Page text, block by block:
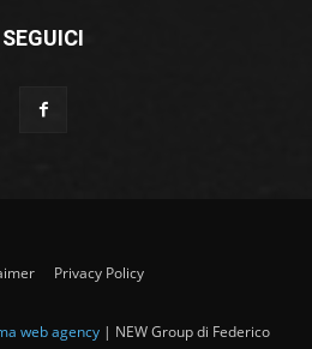
SEGUICI
Privacy Policy
web agency| NEW Group di Federico